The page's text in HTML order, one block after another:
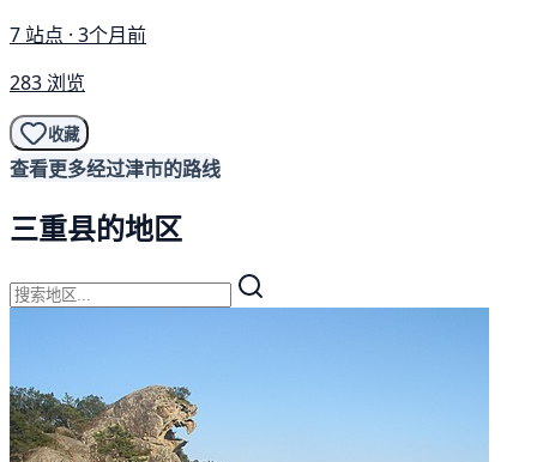
7 站点 · 3个月前
283 浏览
收藏
查看更多经过津市的路线
三重县的地区